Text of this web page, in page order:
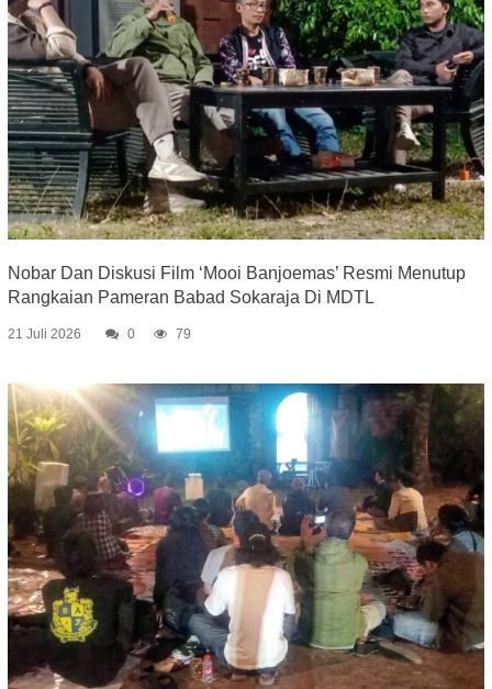
Nobar Dan Diskusi Film ‘Mooi Banjoemas’ Resmi Menutup
Rangkaian Pameran Babad Sokaraja Di MDTL
21 Juli 2026 0 79